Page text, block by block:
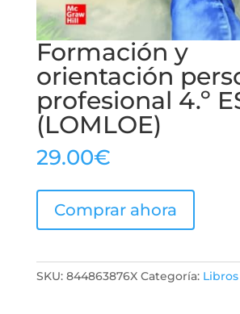
Formación y
orientación
profesional 4.º
(LOMLOE)
29.00€
Comprar ahora
SKU: 844863876X Categoría: